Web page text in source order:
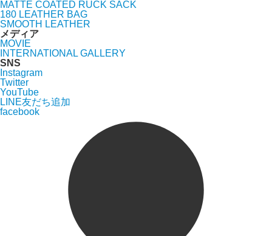
MATTE COATED RUCK SACK
180 LEATHER BAG
SMOOTH LEATHER
メディア
MOVIE
INTERNATIONAL GALLERY
SNS
Instagram
Twitter
YouTube
LINE友だち追加
facebook